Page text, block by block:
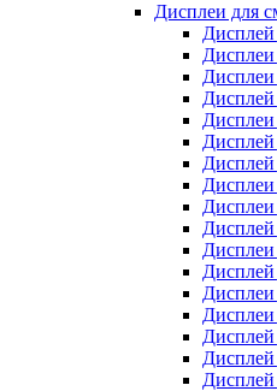
Дисплеи для
Дисплей
Дисплей
Дисплей
Дисплеи
Дисплей
Дисплеи
Дисплей